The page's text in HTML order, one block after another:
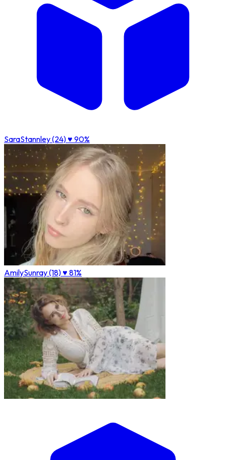
SaraStannley (24)♥ 90%
AmilySunray (18)♥ 81%